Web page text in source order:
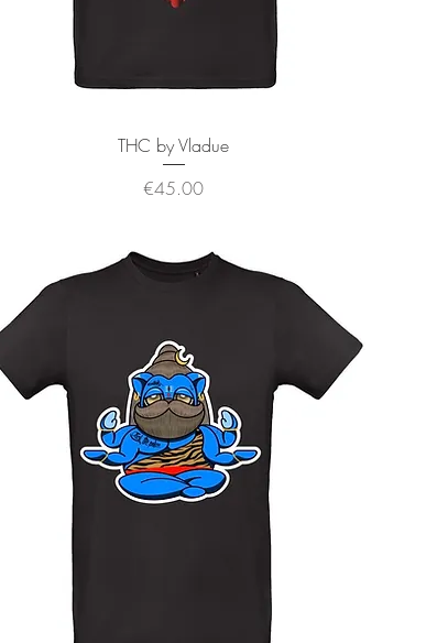
クイックビュー
THC by Vladue
価格
€45.00